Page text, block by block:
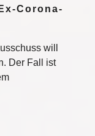
Corona-
will
Der Fall ist